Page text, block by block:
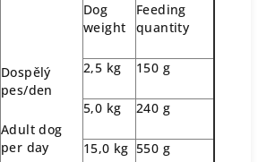
Dospělý
pes/den
Adult dog
per day
Dog
weight
Feeding
quantity
2,5 kg 150 g
5,0 kg 240 g
15,0 kg 550 g